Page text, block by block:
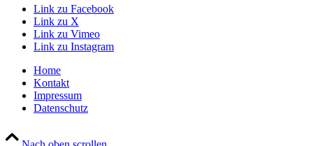
Link zu Facebook
Link zu X
Link zu Vimeo
Link zu Instagram
Home
Kontakt
Impressum
Datenschutz